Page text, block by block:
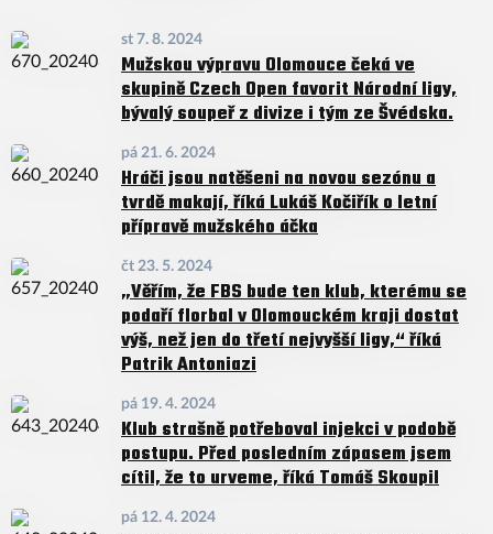
st 7. 8. 2024
Mužskou výpravu Olomouce čeká ve
skupině Czech Open favorit Národní ligy,
bývalý soupeř z divize i tým ze Švédska.
pá 21. 6. 2024
Hráči jsou natěšeni na novou sezónu a
tvrdě makají, říká Lukáš Kočiřík o letní
přípravě mužského áčka
čt 23. 5. 2024
„Věřím, že FBS bude ten klub, kterému se
podaří florbal v Olomouckém kraji dostat
výš, než jen do třetí nejvyšší ligy,“ říká
Patrik Antoniazi
pá 19. 4. 2024
Klub strašně potřeboval injekci v podobě
postupu. Před posledním zápasem jsem
cítil, že to urveme, říká Tomáš Skoupil
pá 12. 4. 2024